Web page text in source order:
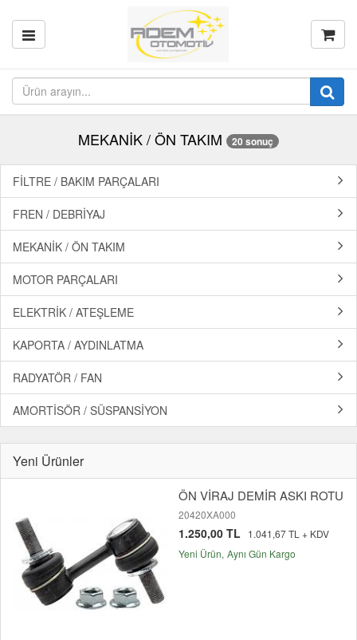
MEKANİK / ÖN TAKIM 20 sonuç
FİLTRE / BAKIM PARÇALARI
FREN / DEBRİYAJ
MEKANİK / ÖN TAKIM
MOTOR PARÇALARI
ELEKTRİK / ATEŞLEME
KAPORTA / AYDINLATMA
RADYATÖR / FAN
AMORTİSÖR / SÜSPANSİYON
Yeni Ürünler
ÖN VİRAJ DEMİR ASKI ROTU
20420XA000
1.250,00 TL
1.041,67 TL + KDV
Yeni Ürün Aynı Gün Kargo